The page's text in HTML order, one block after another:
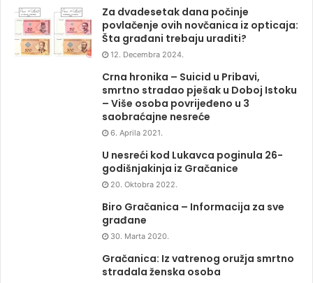
Za dvadesetak dana počinje
povlačenje ovih novčanica iz opticaja:
Šta građani trebaju uraditi?
12. Decembra 2024.
Crna hronika – Suicid u Pribavi,
smrtno stradao pješak u Doboj Istoku
– Više osoba povrijeđeno u 3
saobraćajne nesreće
6. Aprila 2021.
U nesreći kod Lukavca poginula 26-
godišnjakinja iz Gračanice
20. Oktobra 2022.
Biro Gračanica – Informacija za sve
građane
30. Marta 2020.
Gračanica: Iz vatrenog oružja smrtno
stradala ženska osoba